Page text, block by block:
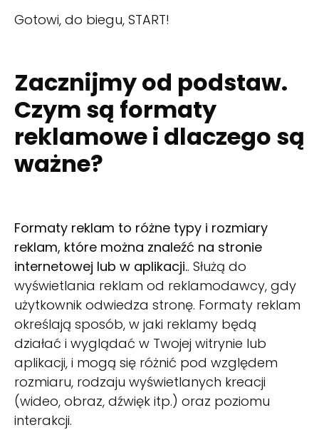
Gotowi, do biegu, START!
Zacznijmy od podstaw.
Czym są formaty
reklamowe i dlaczego są
ważne?
Formaty reklam to różne typy i rozmiary
reklam, które można znaleźć na stronie
internetowej lub w aplikacji.. Służą do
wyświetlania reklam od reklamodawcy, gdy
użytkownik odwiedza stronę. Formaty reklam
określają sposób, w jaki reklamy będą
działać i wyglądać w Twojej witrynie lub
aplikacji, i mogą się różnić pod względem
rozmiaru, rodzaju wyświetlanych kreacji
(wideo, obraz, dźwięk itp.) oraz poziomu
interakcji.